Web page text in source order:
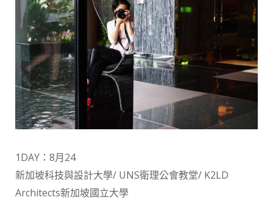
1DAY：8月24
新加坡科技與設計大學/ UNS衛理公會教堂/ K2LD
Architects新加坡國立大學